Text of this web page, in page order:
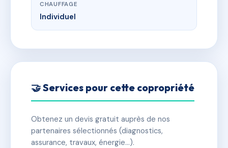
CHAUFFAGE
Individuel
🤝 Services pour cette copropriété
Obtenez un devis gratuit auprès de nos
partenaires sélectionnés (diagnostics,
assurance, travaux, énergie…).